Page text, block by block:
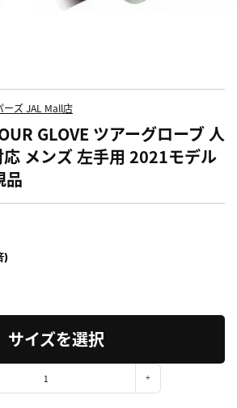
ーズ JAL Mall店
GLOVE ツアーグローブ 人
メンズ 左手用 2021モデル
品
)
サイズを選択